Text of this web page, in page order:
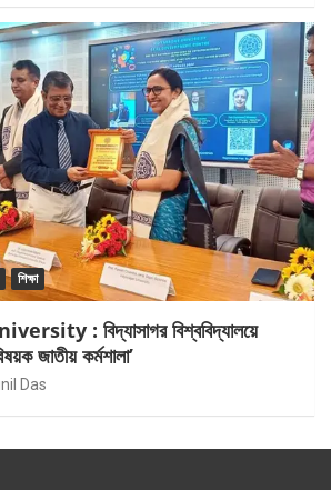
শিক্ষা
: বিদ্যাসাগর বিশ্ববিদ্যালয়ে
জাতীয় কর্মশালা’
Das